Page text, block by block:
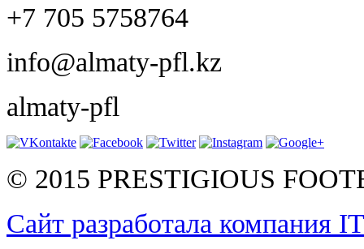
+7 705 5758764
info@almaty-pfl.kz
almaty-pfl
© 2015 PRESTIGIOUS
Сайт разработала компания